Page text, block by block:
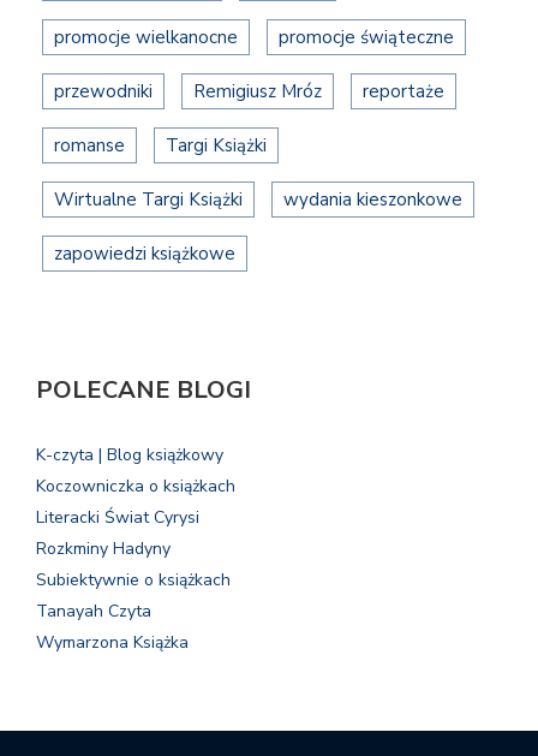
promocje wielkanocne promocje świąteczne
przewodniki Remigiusz Mróz reportaże
romanse Targi Książki
Wirtualne Targi Książki wydania kieszonkowe
zapowiedzi książkowe
POLECANE BLOGI
K-czyta | Blog książkowy
Koczowniczka o książkach
Literacki Świat Cyrysi
Rozkminy Hadyny
Subiektywnie o książkach
Tanayah Czyta
Wymarzona Książka